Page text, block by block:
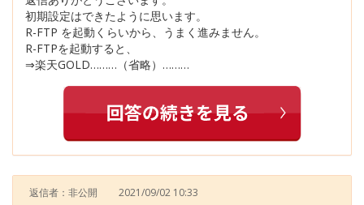
初期設定はできたように思います。
R-FTP を起動くらいから、うまく進みません。
R-FTPを起動すると、
⇒楽天GOLD………（省略）………
返信者：非公開 2021/09/02 10:33